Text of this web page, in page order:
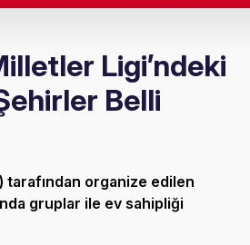
Ligi’ndeki
Belli
tarafından organize edilen
gruplar ile ev sahipliği